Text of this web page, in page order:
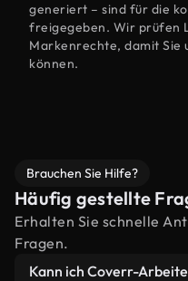
generiert – sind für die
freigegeben. Wir prüfen
Markenrechte, damit
können.
Brauchen Sie Hilfe?
Häufig gestellte
Erhalten Sie schnelle
Fragen.
Kann ich Coverr-